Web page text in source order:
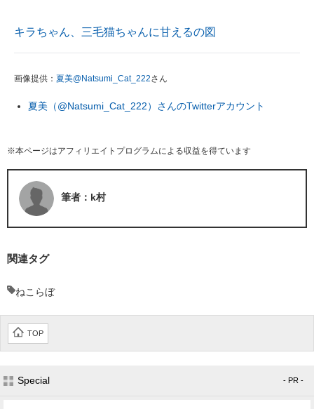
キラちゃん、三毛猫ちゃんに甘えるの図
画像提供： 夏美@Natsumi_Cat_222さん
夏美（@Natsumi_Cat_222）さんのTwitterアカウント
※本ページはアフィリエイトプログラムによる収益を得ています
筆者：k村
関連タグ
ねこらぼ
TOP
Special - PR -